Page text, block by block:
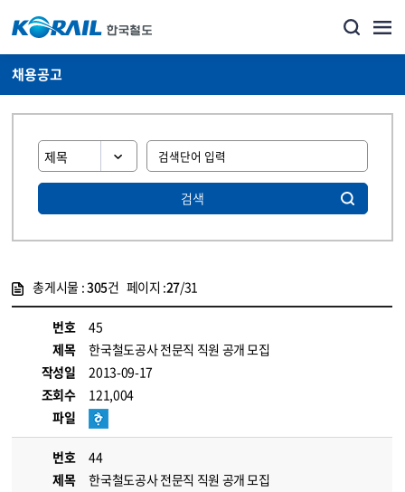
채용공고
검색
총게시물 :305건 페이지 :27/31
번호
45
제목
한국철도공사 전문직 직원 공개 모집
작성일
2013-09-17
조회수
121,004
파일
번호
44
제목
한국철도공사 전문직 직원 공개 모집